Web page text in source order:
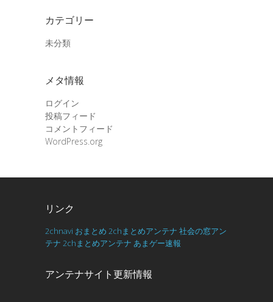
カテゴリー
未分類
メタ情報
ログイン
投稿フィード
コメントフィード
WordPress.org
リンク
2chnavi おまとめ 2chまとめアンテナ 社会の窓アン
テナ 2chまとめアンテナ あまゲー速報
アンテナサイト更新情報